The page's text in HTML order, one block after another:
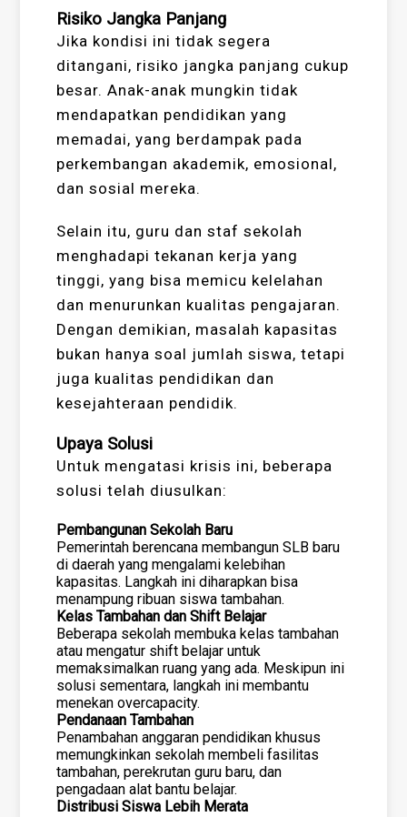
Risiko Jangka Panjang
Jika kondisi ini tidak segera
ditangani, risiko jangka panjang cukup
besar. Anak-anak mungkin tidak
mendapatkan pendidikan yang
memadai, yang berdampak pada
perkembangan akademik, emosional,
dan sosial mereka.
Selain itu, guru dan staf sekolah
menghadapi tekanan kerja yang
tinggi, yang bisa memicu kelelahan
dan menurunkan kualitas pengajaran.
Dengan demikian, masalah kapasitas
bukan hanya soal jumlah siswa, tetapi
juga kualitas pendidikan dan
kesejahteraan pendidik.
Upaya Solusi
Untuk mengatasi krisis ini, beberapa
solusi telah diusulkan:
Pembangunan Sekolah Baru
Pemerintah berencana membangun SLB baru
di daerah yang mengalami kelebihan
kapasitas. Langkah ini diharapkan bisa
menampung ribuan siswa tambahan.
Kelas Tambahan dan Shift Belajar
Beberapa sekolah membuka kelas tambahan
atau mengatur shift belajar untuk
memaksimalkan ruang yang ada. Meskipun ini
solusi sementara, langkah ini membantu
menekan overcapacity.
Pendanaan Tambahan
Penambahan anggaran pendidikan khusus
memungkinkan sekolah membeli fasilitas
tambahan, perekrutan guru baru, dan
pengadaan alat bantu belajar.
Distribusi Siswa Lebih Merata